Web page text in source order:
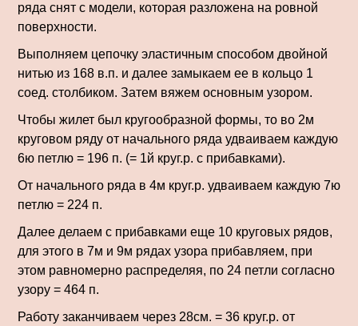
ряда снят с модели, которая разложена на ровной
поверхности.
Выполняем цепочку эластичным спо­собом двойной
нитью из 168 в.п. и далее замыкаем ее в кольцо 1
соед. столбиком. Затем вяжем основным узором.
Чтобы жилет был кругообразной формы, то во 2м
круговом ряду от начального ряда удваиваем каждую
6ю петлю = 196 п. (= 1й круг.р. с прибавка­ми).
От начального ряда в 4м круг.р. удваиваем каж­дую 7ю
петлю = 224 п.
Далее делаем с прибавками еще 10 круго­вых рядов,
для этого в 7м и 9м рядах узора прибавляем, при
этом равномерно распределяя, по 24 петли согласно
узору = 464 п.
Работу заканчиваем через 28см. = 36 круг.р. от